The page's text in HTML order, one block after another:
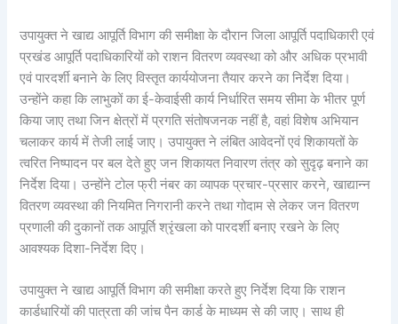
उपायुक्त ने खाद्य आपूर्ति विभाग की समीक्षा के दौरान जिला आपूर्ति पदाधिकारी एवं
प्रखंड आपूर्ति पदाधिकारियों को राशन वितरण व्यवस्था को और अधिक प्रभावी
एवं पारदर्शी बनाने के लिए विस्तृत कार्ययोजना तैयार करने का निर्देश दिया।
उन्होंने कहा कि लाभुकों का ई-केवाईसी कार्य निर्धारित समय सीमा के भीतर पूर्ण
किया जाए तथा जिन क्षेत्रों में प्रगति संतोषजनक नहीं है, वहां विशेष अभियान
चलाकर कार्य में तेजी लाई जाए। उपायुक्त ने लंबित आवेदनों एवं शिकायतों के
त्वरित निष्पादन पर बल देते हुए जन शिकायत निवारण तंत्र को सुदृढ़ बनाने का
निर्देश दिया। उन्होंने टोल फ्री नंबर का व्यापक प्रचार-प्रसार करने, खाद्यान्न
वितरण व्यवस्था की नियमित निगरानी करने तथा गोदाम से लेकर जन वितरण
प्रणाली की दुकानों तक आपूर्ति श्रृंखला को पारदर्शी बनाए रखने के लिए
आवश्यक दिशा-निर्देश दिए।
उपायुक्त ने खाद्य आपूर्ति विभाग की समीक्षा करते हुए निर्देश दिया कि राशन
कार्डधारियों की पात्रता की जांच पैन कार्ड के माध्यम से की जाए। साथ ही